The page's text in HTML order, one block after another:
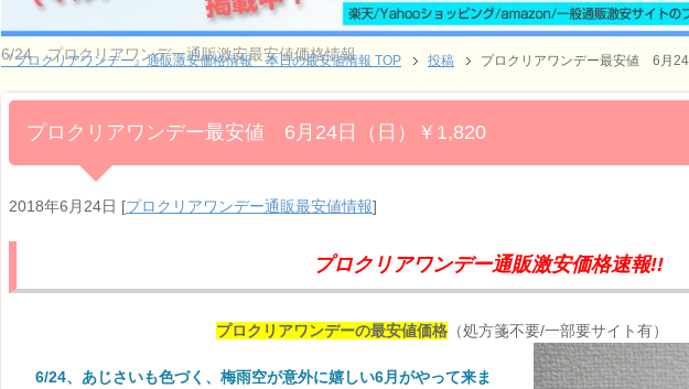
6/24 プロクリアワンデー通販激安最安値価格情報
『プロクリアワンデー』通販激安価格情報 本日の最安値情報 TOP 投稿 プロクリアワンデー最安値 6月
プロクリアワンデー最安値 6月24日（日）￥1,820
2018年6月24日 [プロクリアワンデー通販最安値情報]
プロクリアワンデー通販激安価格速報!!
プロクリアワンデーの最安値価格 （処方箋不要/一部要サイト有）
6/24、あじさいも色づく、梅雨空が意外に嬉しい6月がやって来ま